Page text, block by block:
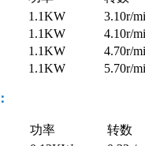
1.1KW
3.10r/
1.1KW
4.10r/
1.1KW
4.70r/
1.1KW 5.70r/
：
功率
转数